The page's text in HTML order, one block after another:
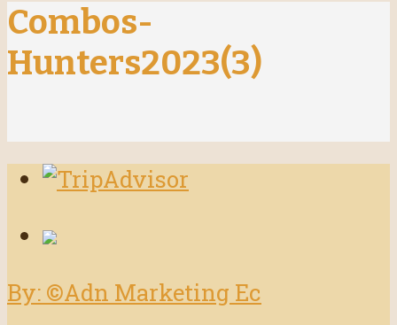
Combos-
Hunters2023(3)
By: ©Adn Marketing Ec